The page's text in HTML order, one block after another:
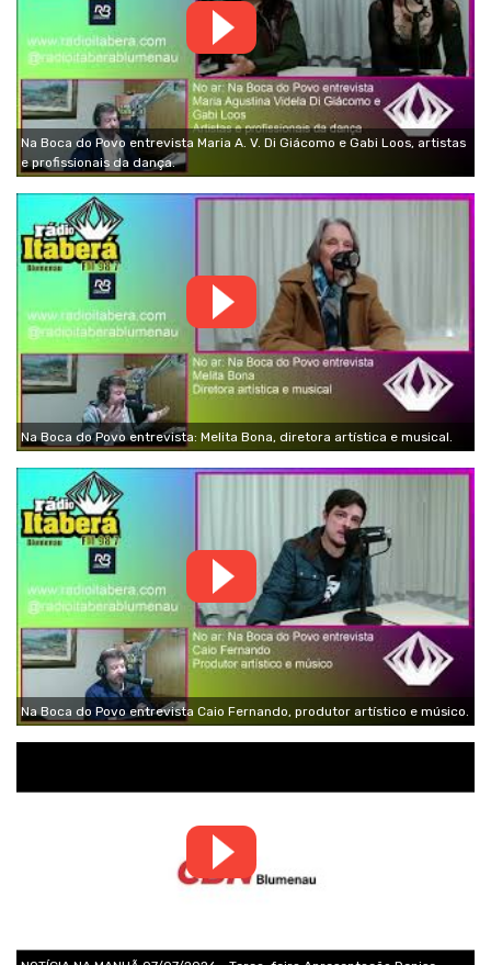
Na Boca do Povo entrevista Maria A. V. Di Giácomo e Gabi Loos, artistas
e profissionais da dança.
Na Boca do Povo entrevista: Melita Bona, diretora artística e musical.
Na Boca do Povo entrevista Caio Fernando, produtor artístico e músico.